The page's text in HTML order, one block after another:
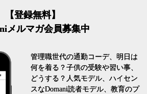
【登録無料】
メルマガ会員募集中
管理職世代の通勤コーデ、明日は
何を着る？子供の受験や習い事、
どうする？人気モデル、ハイセン
スなDomani読者モデル、教育のプ